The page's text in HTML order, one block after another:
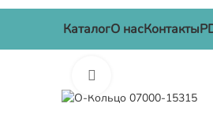
КаталогО насКонтакты